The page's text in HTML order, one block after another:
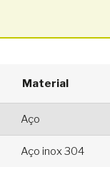
Material
Aço
Aço inox 304